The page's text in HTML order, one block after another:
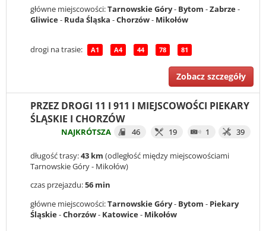
główne miejscowości:Tarnowskie Góry- Bytom -Zabrze-
Gliwice- Ruda Śląska -Chorzów- Mikołów
drogi na trasie: A1 A4 44 78 81
Zobacz szczegóły
PRZEZ DROGI 11 I 911 I MIEJSCOWOŚCI PIEKARY
ŚLĄSKIE I CHORZÓW
NAJKRÓTSZA 46 19 1 39
długość trasy:43 km (odległość między miejscowościami
Tarnowskie Góry - Mikołów)
czas przejazdu:56 min
główne miejscowości:Tarnowskie Góry- Bytom - Piekary
Śląskie-Chorzów- Katowice- Mikołów